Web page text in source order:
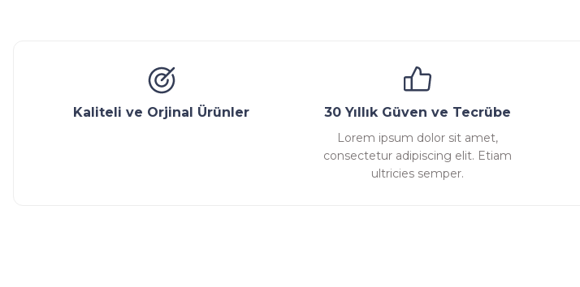
Kaliteli ve Orjinal Ürünler 30 Yıllık Güven ve Tecrübe
Lorem ipsum dolor sit amet,
consectetur adipiscing elit. Etiam
ultricies semper.